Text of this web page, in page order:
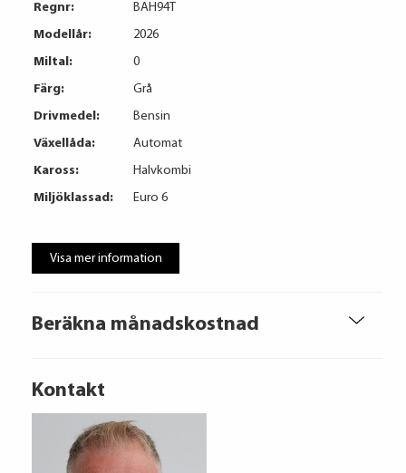
Beräkna månadskostnad
Regnr:
BAH94T
Modellår:
2026
Miltal:
0
Färg:
Grå
Drivmedel:
Bensin
Växellåda:
Automat
Kaross:
Halvkombi
Miljöklassad:
Euro 6
Visa mer information
Kontakt